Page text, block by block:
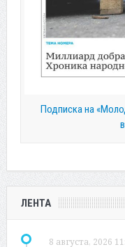
Подписка на
ЛЕНТА
8 августа, 2026